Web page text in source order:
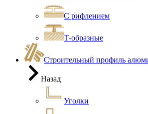
С рифлением
Т-образные
Строительный профиль
Назад
Уголки